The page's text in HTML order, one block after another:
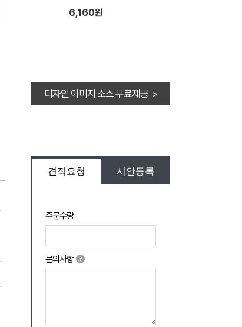
6,160원
디자인 이미지 소스 무료제공 >
견적요청 시안등록
주문수량
문의사항